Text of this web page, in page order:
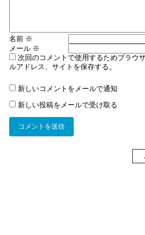
名前 ※
メール ※
次回のコメントで使用するためブラウ
ルアドレス、サイトを保存する。
新しいコメントをメールで通知
新しい投稿をメールで受け取る